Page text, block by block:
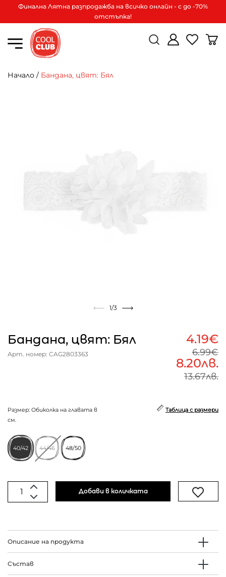
Финална Лятна разпродажба на всичко онлайн - с до -70%
отстъпка!
Начало / Бандана, цвят: Бял
1/3
Бандана, цвят: Бял
Арт. номер: CAG2803363
4.19€
6.99€
8.20лв.
13.67лв.
Размер: Обиколка на главата в
см.
Таблица с размери
40/42 44/46 48/50
Добави в количката
Описание на продукта
Състав